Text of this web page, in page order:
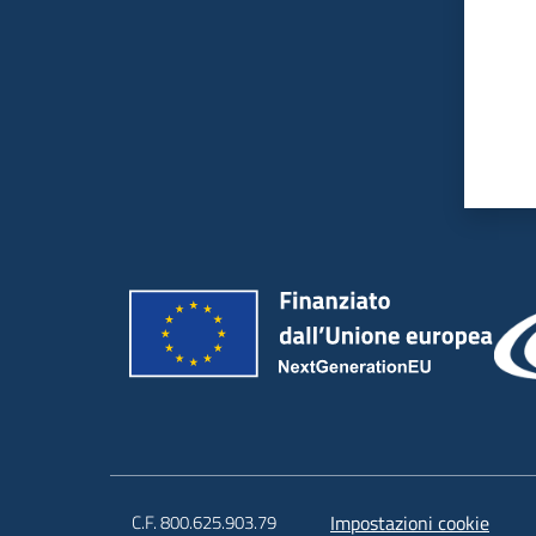
C.F. 800.625.903.79 Impostazioni cookie